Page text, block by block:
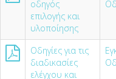
οδηγός
επιλογής και
υλοποίησης
Οδηγίες για τις
διαδικασίες
ελέγχου και